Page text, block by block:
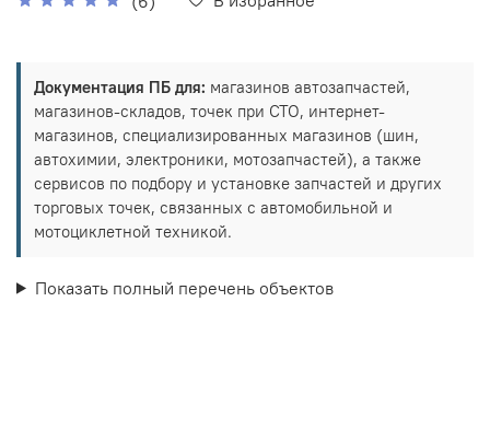
Документация ПБ для: магазинов автозапчастей,
магазинов-складов, точек при СТО, интернет-
магазинов, специализированных магазинов (шин,
автохимии, электроники, мотозапчастей), а также
сервисов по подбору и установке запчастей и других
торговых точек, связанных с автомобильной и
мотоциклетной техникой.
Показать полный перечень объектов